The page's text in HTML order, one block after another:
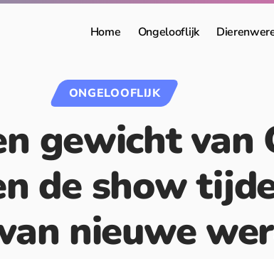
Home Ongelooflijk
ONGELOOFLIJK
gewicht van
de show
nieuwe